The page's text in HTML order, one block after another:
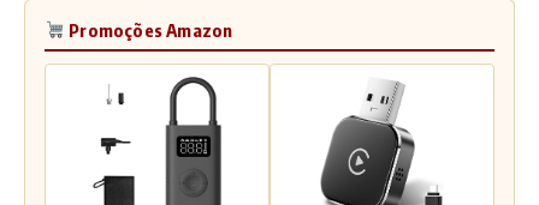
Promoções Amazon